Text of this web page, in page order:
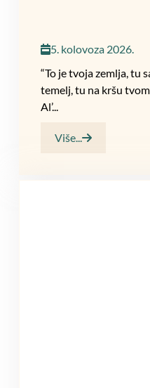
5. kolovoza 2026.
“To je tvoja zemlja, tu
temelj, tu na kršu
Al’...
Više...